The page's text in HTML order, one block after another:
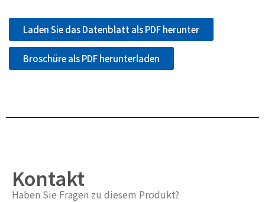
Laden Sie das Datenblatt als PDF herunter
Broschüre als PDF herunterladen
Kontakt
Haben Sie Fragen zu diesem Produkt?